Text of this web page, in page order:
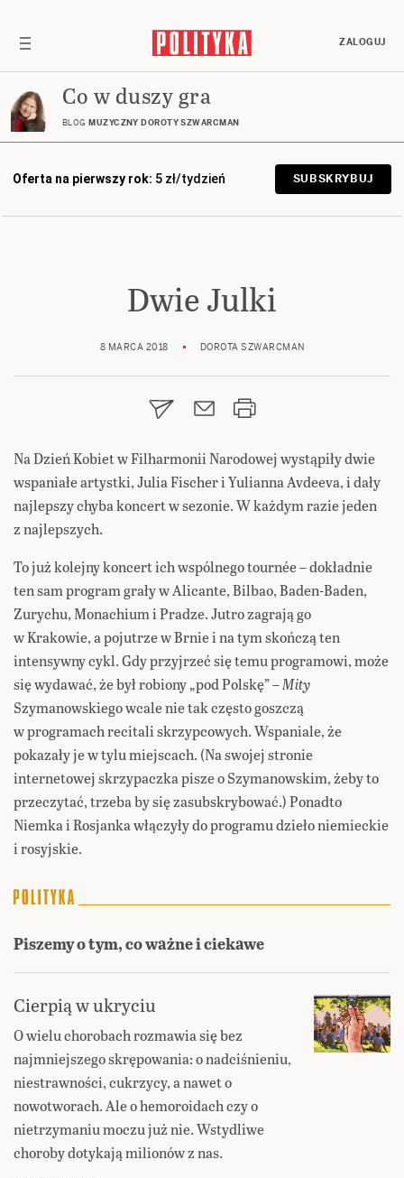
ZALOGUJ
Co w duszy gra
BLOG MUZYCZNY DOROTY SZWARCMAN
Oferta na pierwszy rok: 5 zł/tydzień SUBSKRYBUJ
Dwie Julki
8 MARCA 2018 DOROTA SZWARCMAN
Na Dzień Kobiet w Filharmonii Narodowej wystąpiły dwie
wspaniałe artystki, Julia Fischer i Yulianna Avdeeva, i dały
najlepszy chyba koncert w sezonie. W każdym razie jeden
z najlepszych.
To już kolejny koncert ich wspólnego tournée – dokładnie
ten sam program grały w Alicante, Bilbao, Baden-Baden,
Zurychu, Monachium i Pradze. Jutro zagrają go
w Krakowie, a pojutrze w Brnie i na tym skończą ten
intensywny cykl. Gdy przyjrzeć się temu programowi, może
się wydawać, że był robiony „pod Polskę” –Mity
Szymanowskiego wcale nie tak często goszczą
w programach recitali skrzypcowych. Wspaniale, że
pokazały je w tylu miejscach. (Na swojej stronie
internetowej skrzypaczka pisze o Szymanowskim, żeby to
przeczytać, trzeba by się zasubskrybować.) Ponadto
Niemka i Rosjanka włączyły do programu dzieło niemieckie
i rosyjskie.
Piszemy o tym, co ważne i ciekawe
Cierpią w ukryciu
O wielu chorobach rozmawia się bez
najmniejszego skrępowania: o nadciśnieniu,
niestrawności, cukrzycy, a nawet o
nowotworach. Ale o hemoroidach czy o
nietrzymaniu moczu już nie. Wstydliwe
choroby dotykają milionów z nas.